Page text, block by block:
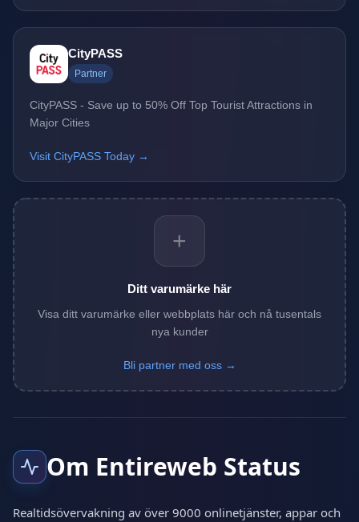
CityPASS
Partner
CityPASS - Save up to 50% Off Top Tourist Attractions in
Major Cities
Visit CityPASS Today →
+
Ditt varumärke här
Visa ditt varumärke eller webbplats här och nå tusentals
nya kunder
Bli partner med oss →
Om Entireweb Status
Realtidsövervakning av över 9000 onlinetjänster, appar och